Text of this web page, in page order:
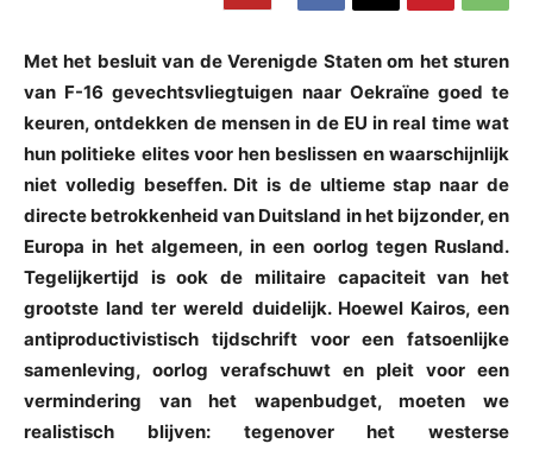
Met het besluit van de Verenigde Staten om het sturen
van F-16 gevechtsvliegtuigen naar Oekraïne goed te
keuren, ontdekken de mensen in de EU in real time wat
hun politieke elites voor hen beslissen en waarschijnlijk
niet volledig beseffen. Dit is de ultieme stap naar de
directe betrokkenheid van Duitsland in het bijzonder, en
Europa in het algemeen, in een oorlog tegen Rusland.
Tegelijkertijd is ook de militaire capaciteit van het
grootste land ter wereld duidelijk. Hoewel Kairos, een
antiproductivistisch tijdschrift voor een fatsoenlijke
samenleving, oorlog verafschuwt en pleit voor een
vermindering van het wapenbudget, moeten we
realistisch blijven: tegenover het westerse